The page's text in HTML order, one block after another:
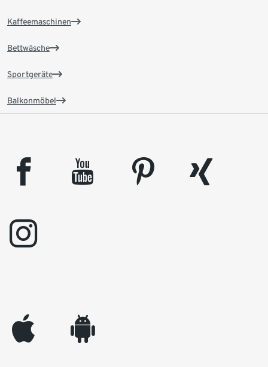
Kaffeemaschinen
Bettwäsche
Sportgeräte
Balkonmöbel
facebook youtube pinterest
xing
instagram
appleinc android